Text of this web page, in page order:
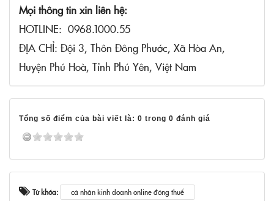
Mọi thông tin xin liên hệ:
HOTLINE: 0968.1000.55
ĐỊA CHỈ: Đội 3, Thôn Đông Phước, Xã Hòa An,
Huyện Phú Hoà, Tỉnh Phú Yên, Việt Nam
Tổng số điểm của bài viết là: 0 trong 0 đánh giá
Từ khóa: cá nhân kinh doanh online đóng thuế